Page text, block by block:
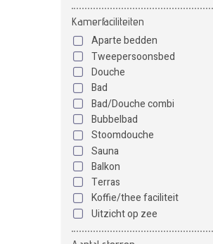
Kamerfaciliteiten
Aparte bedden
Tweepersoonsbed
Douche
Bad
Bad/Douche combi
Bubbelbad
Stoomdouche
Sauna
Balkon
Terras
Koffie/thee faciliteit
Uitzicht op zee